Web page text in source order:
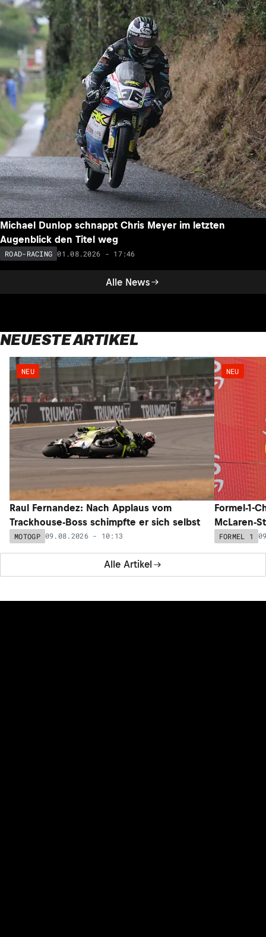
Alle News
Michael Dunlop schnappt Chris Meyer im letzten
Augenblick den Titel weg
ROAD-RACING 01.08.2026 - 17:46
NEUESTE ARTIKEL
Alle Artikel
NEU
Raul Fernandez: Nach Applaus vom
Trackhouse-Boss schimpfte er sich selbst
MOTOGP 09.08.2026 - 10:13
NEU
Formel-1-
McLaren-
FORMEL 1